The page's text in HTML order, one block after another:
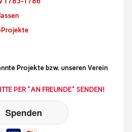
Projekte
Projekte bzw. unseren Verein
PER "AN FREUNDE" SENDEN!